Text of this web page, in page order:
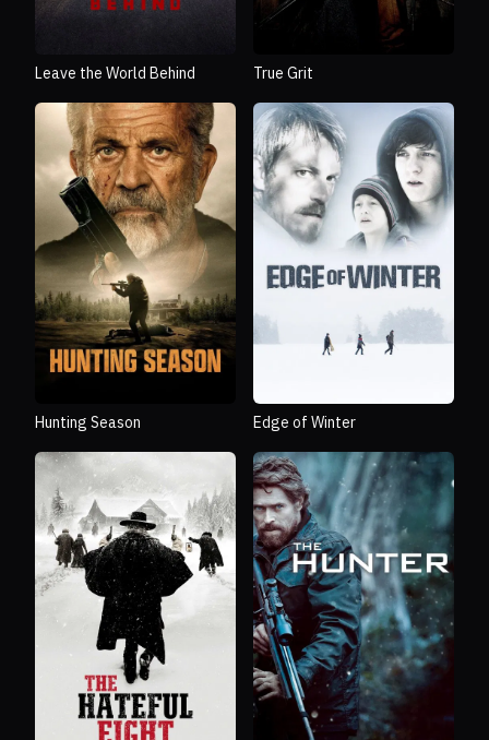
Leave the World Behind True Grit
Hunting Season Edge of Winter